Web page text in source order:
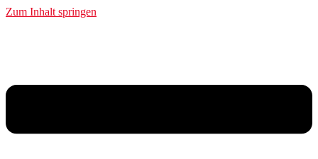
Zum Inhalt springen